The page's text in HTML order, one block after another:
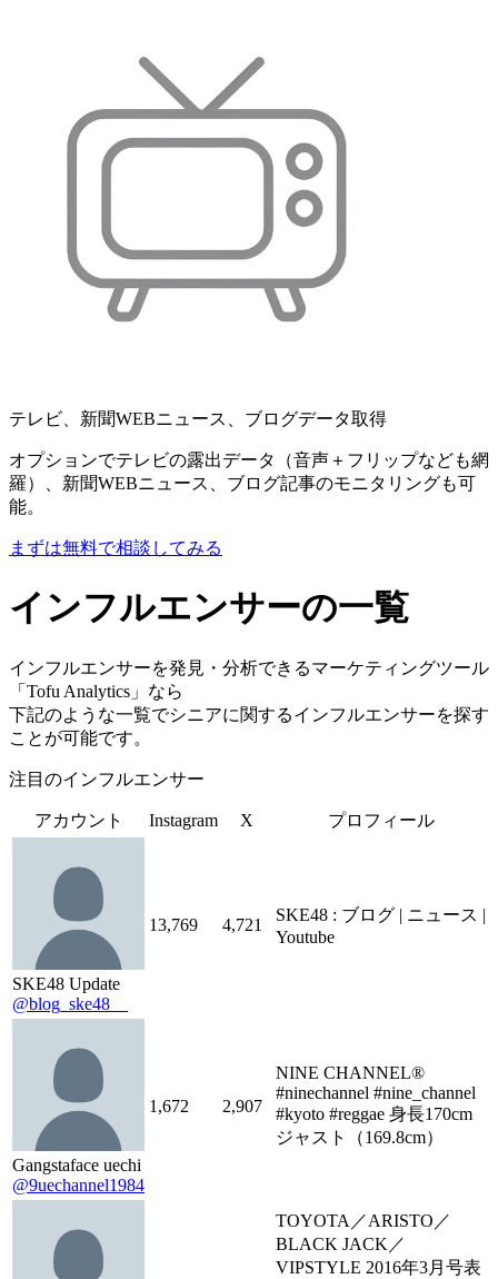
テレビ、新聞WEBニュース、ブログデータ取得
オプションでテレビの露出データ（音声＋フリップなども網
羅）、新聞WEBニュース、ブログ記事のモニタリングも可
能。
まずは無料で相談してみる
インフルエンサーの一覧
インフルエンサーを発見・分析できるマーケティングツール
「Tofu Analytics」なら
下記のような一覧でシニアに関するインフルエンサーを探す
ことが可能です。
注目のインフルエンサー
アカウント Instagram X プロフィール
SKE48 Update
@blog_ske48__
13,769 4,721
SKE48 : ブログ | ニュース |
Youtube
Gangstaface uechi
@9uechannel1984
1,672 2,907
NINE CHANNEL®︎
#ninechannel #nine_channel
#kyoto #reggae 身長170cm
ジャスト（169.8cm）
TOYOTA／ARISTO／
BLACK JACK／
VIPSTYLE 2016年3月号表